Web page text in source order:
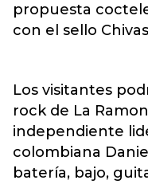
propuesta
con el sello
Los visitantes
rock de La
independiente
colombiana
batería, bajo,